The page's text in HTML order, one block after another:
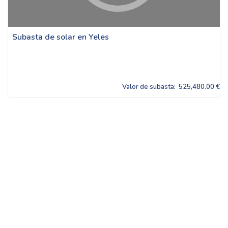
Subasta de solar en Yeles
Valor de subasta: 525,480.00 €